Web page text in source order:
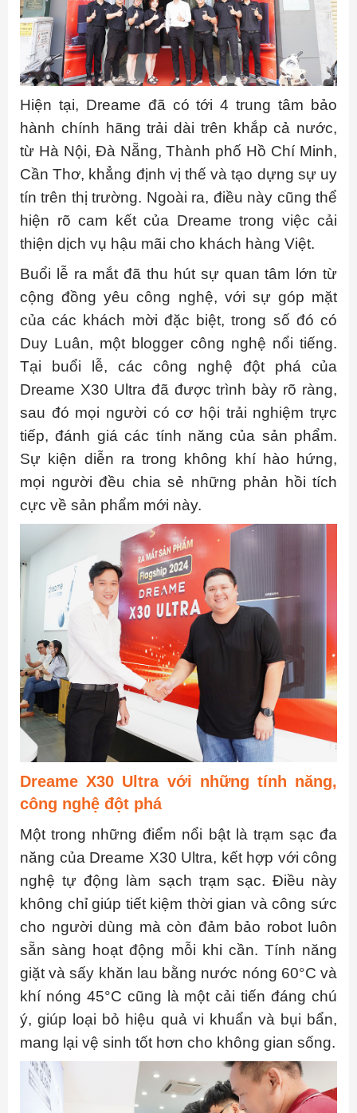
Hiện tại, Dreame đã có tới 4 trung tâm bảo
hành chính hãng trải dài trên khắp cả nước,
từ Hà Nội, Đà Nẵng, Thành phố Hồ Chí Minh,
Cần Thơ, khẳng định vị thế và tạo dựng sự uy
tín trên thị trường. Ngoài ra, điều này cũng thể
hiện rõ cam kết của Dreame trong việc cải
thiện dịch vụ hậu mãi cho khách hàng Việt.
Buổi lễ ra mắt đã thu hút sự quan tâm lớn từ
cộng đồng yêu công nghệ, với sự góp mặt
của các khách mời đặc biệt, trong số đó có
Duy Luân, một blogger công nghệ nổi tiếng.
Tại buổi lễ, các công nghệ đột phá của
Dreame X30 Ultra đã được trình bày rõ ràng,
sau đó mọi người có cơ hội trải nghiệm trực
tiếp, đánh giá các tính năng của sản phẩm.
Sự kiện diễn ra trong không khí hào hứng,
mọi người đều chia sẻ những phản hồi tích
cực về sản phẩm mới này.
Dreame X30 Ultra với những tính năng,
công nghệ đột phá
Một trong những điểm nổi bật là trạm sạc đa
năng của Dreame X30 Ultra, kết hợp với công
nghệ tự động làm sạch trạm sạc. Điều này
không chỉ giúp tiết kiệm thời gian và công sức
cho người dùng mà còn đảm bảo robot luôn
sẵn sàng hoạt động mỗi khi cần. Tính năng
giặt và sấy khăn lau bằng nước nóng 60°C và
khí nóng 45°C cũng là một cải tiến đáng chú
ý, giúp loại bỏ hiệu quả vi khuẩn và bụi bẩn,
mang lại vệ sinh tốt hơn cho không gian sống.